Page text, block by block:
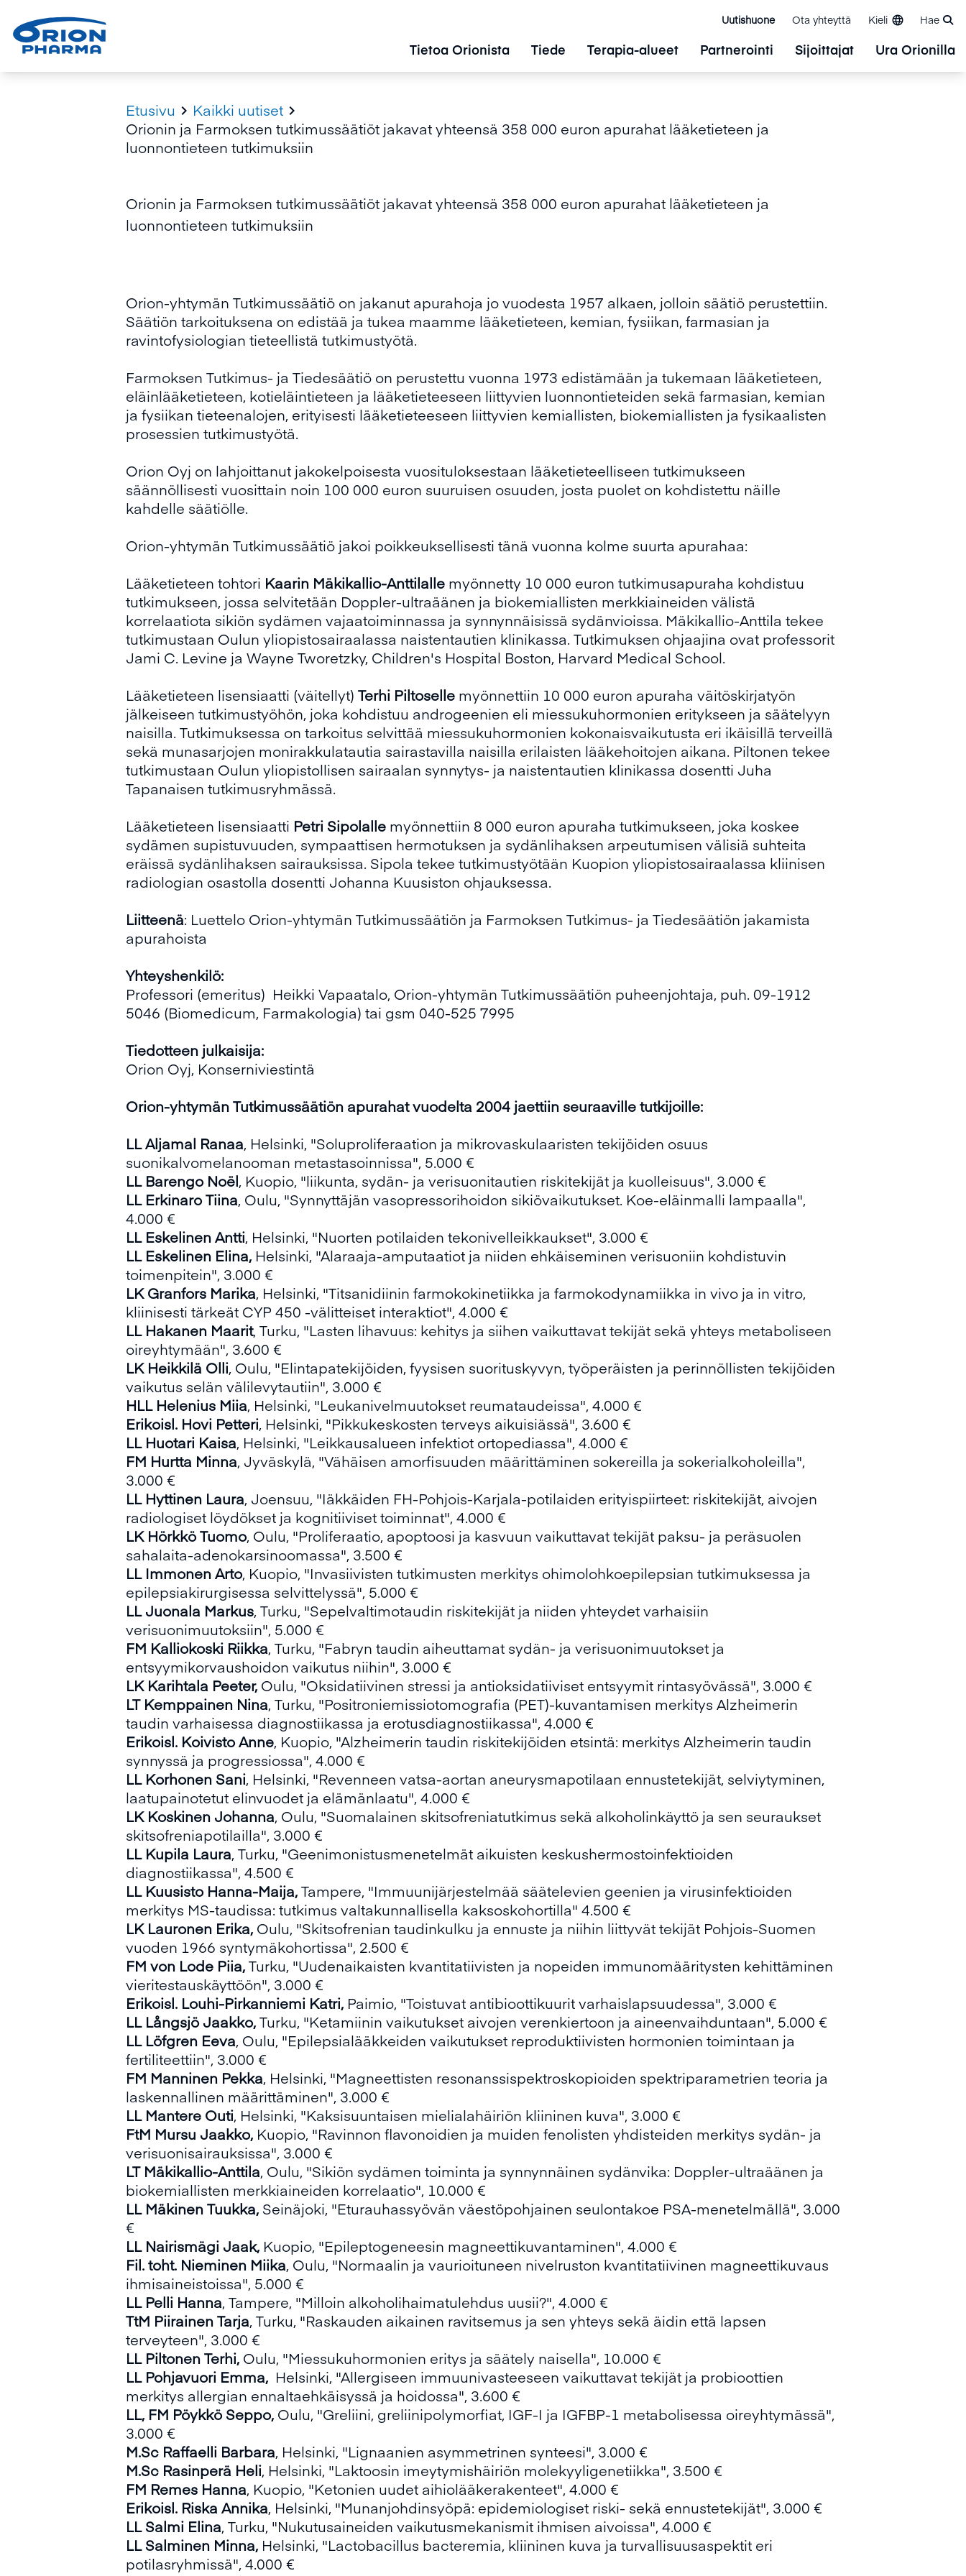
Uutishuone Ota yhteyttä Kieli Hae
Tietoa Orionista Tiede Terapia-alueet Partnerointi Sijoittajat Ura Orionilla
Etusivu  Kaikki uutiset 
Orionin ja Farmoksen tutkimussäätiöt jakavat yhteensä 358 000 euron apurahat lääketieteen ja
luonnontieteen tutkimuksiin
Orionin ja Farmoksen tutkimussäätiöt jakavat yhteensä 358 000 euron apurahat lääketieteen ja
luonnontieteen tutkimuksiin
Orion-yhtymän Tutkimussäätiö on jakanut apurahoja jo vuodesta 1957 alkaen, jolloin säätiö perustettiin.
Säätiön tarkoituksena on edistää ja tukea maamme lääketieteen, kemian, fysiikan, farmasian ja
ravintofysiologian tieteellistä tutkimustyötä.
Farmoksen Tutkimus- ja Tiedesäätiö on perustettu vuonna 1973 edistämään ja tukemaan lääketieteen,
eläinlääketieteen, kotieläintieteen ja lääketieteeseen liittyvien luonnontieteiden sekä farmasian, kemian
ja fysiikan tieteenalojen, erityisesti lääketieteeseen liittyvien kemiallisten, biokemiallisten ja fysikaalisten
prosessien tutkimustyötä.
Orion Oyj on lahjoittanut jakokelpoisesta vuosituloksestaan lääketieteelliseen tutkimukseen
säännöllisesti vuosittain noin 100 000 euron suuruisen osuuden, josta puolet on kohdistettu näille
kahdelle säätiölle.
Orion-yhtymän Tutkimussäätiö jakoi poikkeuksellisesti tänä vuonna kolme suurta apurahaa:
Lääketieteen tohtori Kaarin Mäkikallio-Anttilalle myönnetty 10 000 euron tutkimusapuraha kohdistuu
tutkimukseen, jossa selvitetään Doppler-ultraäänen ja biokemiallisten merkkiaineiden välistä
korrelaatiota sikiön sydämen vajaatoiminnassa ja synnynnäisissä sydänvioissa. Mäkikallio-Anttila tekee
tutkimustaan Oulun yliopistosairaalassa naistentautien klinikassa. Tutkimuksen ohjaajina ovat professorit
Jami C. Levine ja Wayne Tworetzky, Children's Hospital Boston, Harvard Medical School.
Lääketieteen lisensiaatti (väitellyt) Terhi Piltoselle myönnettiin 10 000 euron apuraha väitöskirjatyön
jälkeiseen tutkimustyöhön, joka kohdistuu androgeenien eli miessukuhormonien eritykseen ja säätelyyn
naisilla. Tutkimuksessa on tarkoitus selvittää miessukuhormonien kokonaisvaikutusta eri ikäisillä terveillä
sekä munasarjojen monirakkulatautia sairastavilla naisilla erilaisten lääkehoitojen aikana. Piltonen tekee
tutkimustaan Oulun yliopistollisen sairaalan synnytys- ja naistentautien klinikassa dosentti Juha
Tapanaisen tutkimusryhmässä.
Lääketieteen lisensiaatti Petri Sipolalle myönnettiin 8 000 euron apuraha tutkimukseen, joka koskee
sydämen supistuvuuden, sympaattisen hermotuksen ja sydänlihaksen arpeutumisen välisiä suhteita
eräissä sydänlihaksen sairauksissa. Sipola tekee tutkimustyötään Kuopion yliopistosairaalassa kliinisen
radiologian osastolla dosentti Johanna Kuusiston ohjauksessa.
Liitteenä: Luettelo Orion-yhtymän Tutkimussäätiön ja Farmoksen Tutkimus- ja Tiedesäätiön jakamista
apurahoista
Yhteyshenkilö:
Professori (emeritus) Heikki Vapaatalo, Orion-yhtymän Tutkimussäätiön puheenjohtaja, puh. 09-1912
5046 (Biomedicum, Farmakologia) tai gsm 040-525 7995
Tiedotteen julkaisija:
Orion Oyj, Konserniviestintä
Orion-yhtymän Tutkimussäätiön apurahat vuodelta 2004 jaettiin seuraaville tutkijoille:
LL Aljamal Ranaa, Helsinki, "Soluproliferaation ja mikrovaskulaaristen tekijöiden osuus
suonikalvomelanooman metastasoinnissa", 5.000 €
LL Barengo Noël, Kuopio, "liikunta, sydän- ja verisuonitautien riskitekijät ja kuolleisuus", 3.000 €
LL Erkinaro Tiina, Oulu, "Synnyttäjän vasopressorihoidon sikiövaikutukset. Koe-eläinmalli lampaalla",
4.000 €
LL Eskelinen Antti, Helsinki, "Nuorten potilaiden tekonivelleikkaukset", 3.000 €
LL Eskelinen Elina, Helsinki, "Alaraaja-amputaatiot ja niiden ehkäiseminen verisuoniin kohdistuvin
toimenpitein", 3.000 €
LK Granfors Marika, Helsinki, "Titsanidiinin farmokokinetiikka ja farmokodynamiikka in vivo ja in vitro,
kliinisesti tärkeät CYP 450 -välitteiset interaktiot", 4.000 €
LL Hakanen Maarit, Turku, "Lasten lihavuus: kehitys ja siihen vaikuttavat tekijät sekä yhteys metaboliseen
oireyhtymään", 3.600 €
LK Heikkilä Olli, Oulu, "Elintapatekijöiden, fyysisen suorituskyvyn, työperäisten ja perinnöllisten tekijöiden
vaikutus selän välilevytautiin", 3.000 €
HLL Helenius Miia, Helsinki, "Leukanivelmuutokset reumataudeissa", 4.000 €
Erikoisl. Hovi Petteri, Helsinki, "Pikkukeskosten terveys aikuisiässä", 3.600 €
LL Huotari Kaisa, Helsinki, "Leikkausalueen infektiot ortopediassa", 4.000 €
FM Hurtta Minna, Jyväskylä, "Vähäisen amorfisuuden määrittäminen sokereilla ja sokerialkoholeilla",
3.000 €
LL Hyttinen Laura, Joensuu, "Iäkkäiden FH-Pohjois-Karjala-potilaiden erityispiirteet: riskitekijät, aivojen
radiologiset löydökset ja kognitiiviset toiminnat", 4.000 €
LK Hörkkö Tuomo, Oulu, "Proliferaatio, apoptoosi ja kasvuun vaikuttavat tekijät paksu- ja peräsuolen
sahalaita-adenokarsinoomassa", 3.500 €
LL Immonen Arto, Kuopio, "Invasiivisten tutkimusten merkitys ohimolohkoepilepsian tutkimuksessa ja
epilepsiakirurgisessa selvittelyssä", 5.000 €
LL Juonala Markus, Turku, "Sepelvaltimotaudin riskitekijät ja niiden yhteydet varhaisiin
verisuonimuutoksiin", 5.000 €
FM Kalliokoski Riikka, Turku, "Fabryn taudin aiheuttamat sydän- ja verisuonimuutokset ja
entsyymikorvaushoidon vaikutus niihin", 3.000 €
LK Karihtala Peeter, Oulu, "Oksidatiivinen stressi ja antioksidatiiviset entsyymit rintasyövässä", 3.000 €
LT Kemppainen Nina, Turku, "Positroniemissiotomografia (PET)-kuvantamisen merkitys Alzheimerin
taudin varhaisessa diagnostiikassa ja erotusdiagnostiikassa", 4.000 €
Erikoisl. Koivisto Anne, Kuopio, "Alzheimerin taudin riskitekijöiden etsintä: merkitys Alzheimerin taudin
synnyssä ja progressiossa", 4.000 €
LL Korhonen Sani, Helsinki, "Revenneen vatsa-aortan aneurysmapotilaan ennustetekijät, selviytyminen,
laatupainotetut elinvuodet ja elämänlaatu", 4.000 €
LK Koskinen Johanna, Oulu, "Suomalainen skitsofreniatutkimus sekä alkoholinkäyttö ja sen seuraukset
skitsofreniapotilailla", 3.000 €
LL Kupila Laura, Turku, "Geenimonistusmenetelmät aikuisten keskushermostoinfektioiden
diagnostiikassa", 4.500 €
LL Kuusisto Hanna-Maija,Tampere, "Immuunijärjestelmää säätelevien geenien ja virusinfektioiden
merkitys MS-taudissa: tutkimus valtakunnallisella kaksoskohortilla" 4.500 €
LK Lauronen Erika, Oulu, "Skitsofrenian taudinkulku ja ennuste ja niihin liittyvät tekijät Pohjois-Suomen
vuoden 1966 syntymäkohortissa", 2.500 €
FM von Lode Piia,Turku, "Uudenaikaisten kvantitatiivisten ja nopeiden immunomääritysten kehittäminen
vieritestauskäyttöön", 3.000 €
Erikoisl. Louhi-Pirkanniemi Katri, Paimio, "Toistuvat antibioottikuurit varhaislapsuudessa", 3.000 €
LL Långsjö Jaakko,Turku, "Ketamiinin vaikutukset aivojen verenkiertoon ja aineenvaihduntaan", 5.000 €
LL Löfgren Eeva, Oulu, "Epilepsialääkkeiden vaikutukset reproduktiivisten hormonien toimintaan ja
fertiliteettiin", 3.000 €
FM Manninen Pekka, Helsinki, "Magneettisten resonanssispektroskopioiden spektriparametrien teoria ja
laskennallinen määrittäminen", 3.000 €
LL Mantere Outi, Helsinki, "Kaksisuuntaisen mielialahäiriön kliininen kuva", 3.000 €
FtM Mursu Jaakko, Kuopio, "Ravinnon flavonoidien ja muiden fenolisten yhdisteiden merkitys sydän- ja
verisuonisairauksissa", 3.000 €
LT Mäkikallio-Anttila, Oulu, "Sikiön sydämen toiminta ja synnynnäinen sydänvika: Doppler-ultraäänen ja
biokemiallisten merkkiaineiden korrelaatio", 10.000 €
LL Mäkinen Tuukka, Seinäjoki, "Eturauhassyövän väestöpohjainen seulontakoe PSA-menetelmällä", 3.000
€
LL Nairismägi Jaak, Kuopio, "Epileptogeneesin magneettikuvantaminen", 4.000 €
Fil. toht. Nieminen Miika, Oulu, "Normaalin ja vaurioituneen nivelruston kvantitatiivinen magneettikuvaus
ihmisaineistoissa", 5.000 €
LL Pelli Hanna, Tampere, "Milloin alkoholihaimatulehdus uusii?", 4.000 €
TtM Piirainen Tarja, Turku, "Raskauden aikainen ravitsemus ja sen yhteys sekä äidin että lapsen
terveyteen", 3.000 €
LL Piltonen Terhi, Oulu, "Miessukuhormonien eritys ja säätely naisella", 10.000 €
LL Pohjavuori Emma, Helsinki, "Allergiseen immuunivasteeseen vaikuttavat tekijät ja probioottien
merkitys allergian ennaltaehkäisyssä ja hoidossa", 3.600 €
LL, FM Pöykkö Seppo, Oulu, "Greliini, greliinipolymorfiat, IGF-I ja IGFBP-1 metabolisessa oireyhtymässä",
3.000 €
M.Sc Raffaelli Barbara, Helsinki, "Lignaanien asymmetrinen synteesi", 3.000 €
M.Sc Rasinperä Heli, Helsinki, "Laktoosin imeytymishäiriön molekyyligenetiikka", 3.500 €
FM Remes Hanna, Kuopio, "Ketonien uudet aihiolääkerakenteet", 4.000 €
Erikoisl. Riska Annika, Helsinki, "Munanjohdinsyöpä: epidemiologiset riski- sekä ennustetekijät", 3.000 €
LL Salmi Elina, Turku, "Nukutusaineiden vaikutusmekanismit ihmisen aivoissa", 4.000 €
LL Salminen Minna, Helsinki, "Lactobacillus bacteremia, kliininen kuva ja turvallisuusaspektit eri
potilasryhmissä", 4.000 €